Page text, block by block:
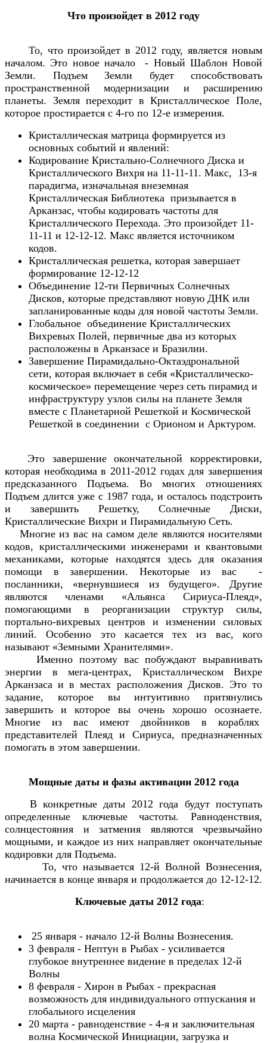
Что произойдет в 2012 году
То, что произойдет в 2012 году, является новым
началом. Это новое начало - Новый Шаблон Новой
Земли. Подъем Земли будет способствовать
пространственной модернизации и расширению
планеты. Земля переходит в Кристаллическое Поле,
которое простирается с 4-го по 12-е измерения.
Кристаллическая матрица формируется из
основных событий и явлений:
Кодирование Кристально-Солнечного Диска и
Кристаллического Вихря на 11-11-11. Mакс, 13-я
парадигма, изначальная внеземная
Кристаллическая Библиотека призывается в
Арканзас, чтобы кодировать частоты для
Кристаллического Перехода. Это произойдет 11-
11-11 и 12-12-12. Mакс является источником
кодов.
Кристаллическая решетка, которая завершает
формирование 12-12-12
Объединение 12-ти Первичных Солнечных
Дисков, которые представляют новую ДНК или
запланированные коды для новой частоты Земли.
Глобальное объединение Кристаллических
Вихревых Полей, первичные два из которых
расположены в Арканзасе и Бразилии.
Завершение Пирамидально-Oктаэдрональной
сети, которая включает в себя «Кристаллическо-
космическое» перемещение через сеть пирамид и
инфраструктуру узлов силы на планете Земля
вместе с Планетарной Решеткой и Космической
Решеткой в соединении с Орионом и Арктуром.
Это завершение окончательной корректировки,
которая необходима в 2011-2012 годах для завершения
предсказанного Подъема. Во многих отношениях
Подъем длится уже с 1987 года, и осталось подстроить
и завершить Решетку, Солнечные Диски,
Кристаллические Вихри и Пирамидальную Сеть.
Многие из вас на самом деле являются носителями
кодов, кристаллическими инженерами и квантовыми
механиками, которые находятся здесь для оказания
помощи в завершении. Некоторые из вас -
посланники, «вернувшиеся из будущего». Другие
являются членами «Альянса Сириуса-Плеяд»,
помогающими в реорганизации структур силы,
портально-вихревых центров и изменении силовых
линий. Особенно это касается тех из вас, кого
называют «Земными Хранителями».
Именно поэтому вас побуждают выравнивать
энергии в мега-центрах, Кристаллическом Вихре
Арканзаса и в местах расположения Дисков. Это то
задание, которое вы интуитивно притянулись
завершить и которое вы очень хорошо осознаете.
Многие из вас имеют двойников в кораблях
представителей Плеяд и Сириуса, предназначенных
помогать в этом завершении.
Мощные даты и фазы активации 2012 года
В конкретные даты 2012 года будут поступать
определенные ключевые частоты. Равноденствия,
солнцестояния и затмения являются чрезвычайно
мощными, и каждое из них направляет окончательные
кодировки для Подъема.
То, что называется 12-й Волной Вознесения,
начинается в конце января и продолжается до 12-12-12.
Ключевые даты 2012 года:
25 января - начало 12-й Волны Вознесения.
3 февраля - Нептун в Рыбах - усиливается
глубокое внутреннее видение в пределах 12-й
Волны
8 февраля - Хирон в Рыбах - прекрасная
возможность для индивидуального отпускания и
глобального исцеления
20 марта - равноденствие - 4-я и заключительная
волна Космической Инициации, загрузка и